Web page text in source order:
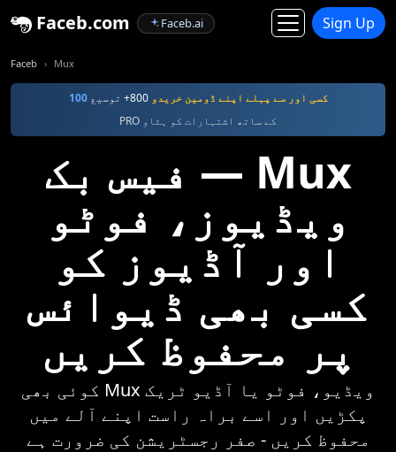
Faceb.com Faceb.ai Sign Up
Faceb Mux
کسی اور سے پہلے اپنے ڈومین خریدو 800+ توسیع
100
PRO کے ساتھ اشتہارات کو ہٹاو
فیس بک — Mux
ویڈیوز، فوٹو
اور آڈیوز کو
کسی بھی ڈیوائس
پر محفوظ کریں
کوئی بھی Mux ویڈیو، فوٹو یا آڈیو ٹریک
پکڑیں اور اسے براہ راست اپنے آلے میں
محفوظ کریں - صفر رجسٹریشن کی ضرورت ہے